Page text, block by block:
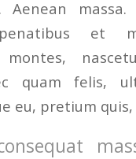
Aenean massa.
et
quam felis,
eu, pretium quis,